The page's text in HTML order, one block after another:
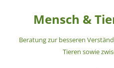
springenMensch &
Beratung zur besseren
Tieren sowie